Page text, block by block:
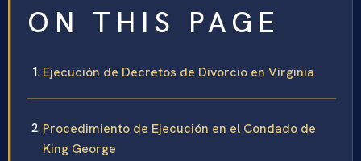
ON THIS PAGE
Ejecución de Decretos de Divorcio en Virginia
Procedimiento de Ejecución en el Condado de
King George